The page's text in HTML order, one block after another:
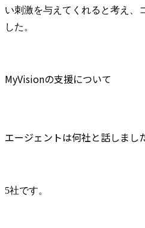
い刺激を与えてくれると考え、
した。
MyVisionの支援について
エージェントは何社と話しまし
5社です。